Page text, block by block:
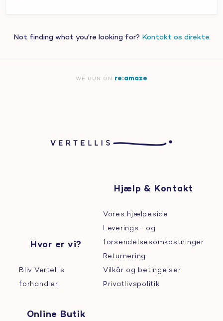
Not finding what you're looking for? Kontakt os direkte
WE RUN ON re:amaze
Hvor er vi?
Bliv Vertellis
forhandler
Online Butik
Hjælp & Kontakt
Vores hjælpeside
Leverings- og
forsendelsesomkostninger
Returnering
Vilkår og betingelser
Privatlivspolitik